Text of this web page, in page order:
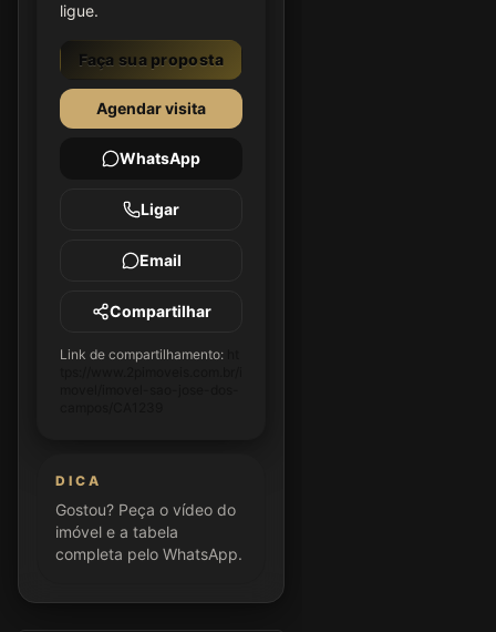
ligue.
Faça sua proposta
Agendar visita
WhatsApp
Ligar
Email
Compartilhar
Link de compartilhamento:
DICA
Gostou? Peça o vídeo do
imóvel e a tabela
completa pelo WhatsApp.